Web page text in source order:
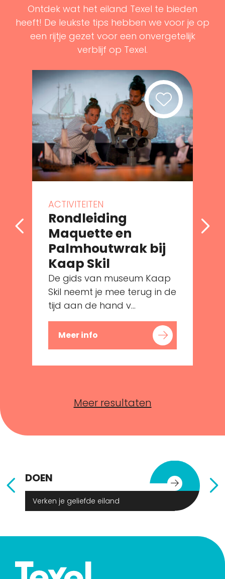
Ontdek wat het eiland Texel te bieden
heeft! De leukste tips hebben we voor je op
een rijtje gezet voor een onvergetelijk
verblijf op Texel.
ACTIVITEITEN
Rondleiding
Maquette en
Palmhoutwrak bij
Kaap Skil
De gids van museum Kaap
Skil neemt je mee terug in de
tijd aan de hand v...
Meer info
Meer resultaten
DOEN
Verken je geliefde eiland